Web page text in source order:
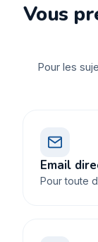
Vous
Pour les
Email
Pour toute